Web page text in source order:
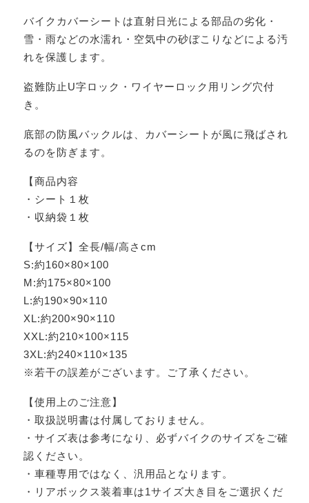
バイクカバーシートは直射日光による部品の劣化・
雪・雨などの水濡れ・空気中の砂ぼこりなどによる汚
れを保護します。
盗難防止U字ロック・ワイヤーロック用リング穴付
き。
底部の防風バックルは、カバーシートが風に飛ばされ
るのを防ぎます。
【商品内容
・シート１枚
・収納袋１枚
【サイズ】全長/幅/高さcm
S:約160×80×100
M:約175×80×100
L:約190×90×110
XL:約200×90×110
XXL:約210×100×115
3XL:約240×110×135
※若干の誤差がございます。ご了承ください。
【使用上のご注意】
・取扱説明書は付属しておりません。
・サイズ表は参考になり、必ずバイクのサイズをご確
認ください。
・車種専用ではなく、汎用品となります。
・リアボックス装着車は1サイズ大き目をご選択くだ